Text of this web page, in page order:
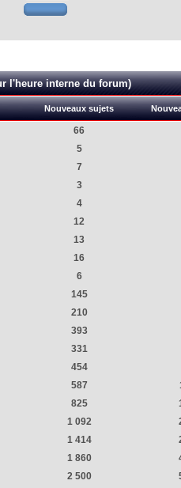
l'heure interne du forum)
Nouveaux sujets
66
5
7
3
4
12
13
16
6
145
210
393
331
454
587
825
1 092
1 414
1 860
2 500